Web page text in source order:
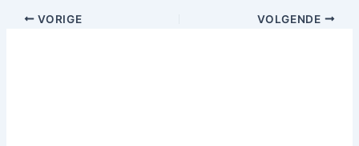
VORIGE VOLGENDE